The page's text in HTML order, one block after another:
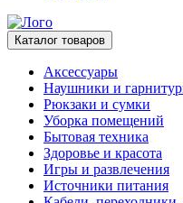
Каталог товаров
Аксессуары
Наушники и
Рюкзаки и сумки
Уборка помещений
Бытовая техника
Здоровье и красота
Игры и развлечения
Источники питания